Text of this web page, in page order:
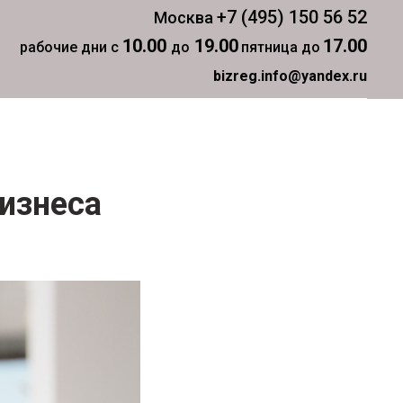
Москва +7 (495) 150 56 52
рабочие дни с 10.00 до 19.00 пятница до 17.00
bizreg.info@yandex.ru